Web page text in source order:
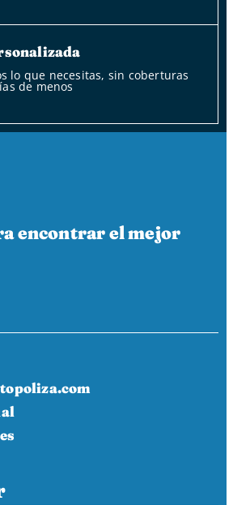
lo que necesitas, sin coberturas
de menos
encontrar el mejor